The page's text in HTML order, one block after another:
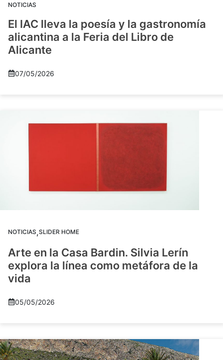
NOTICIAS
El IAC lleva la poesía y la gastronomía
alicantina a la Feria del Libro de
Alicante
07/05/2026
NOTICIAS,SLIDER HOME
Arte en la Casa Bardin. Silvia Lerín
explora la línea como metáfora de la
vida
05/05/2026